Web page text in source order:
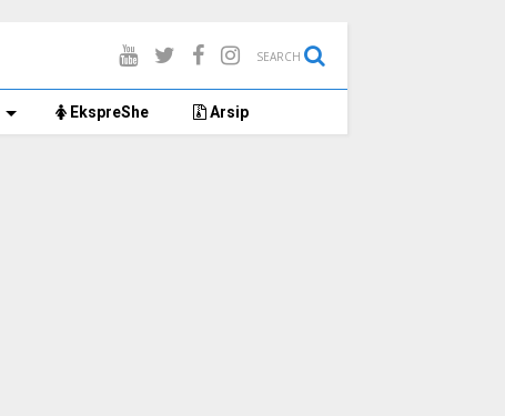
SEARCH
EkspreShe Arsip